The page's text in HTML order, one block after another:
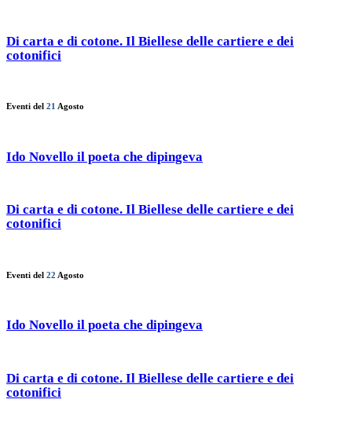
Di carta e di cotone. Il Biellese delle cartiere e dei
cotonifici
Eventi del 21 Agosto
Ido Novello il poeta che dipingeva
Di carta e di cotone. Il Biellese delle cartiere e dei
cotonifici
Eventi del 22 Agosto
Ido Novello il poeta che dipingeva
Di carta e di cotone. Il Biellese delle cartiere e dei
cotonifici